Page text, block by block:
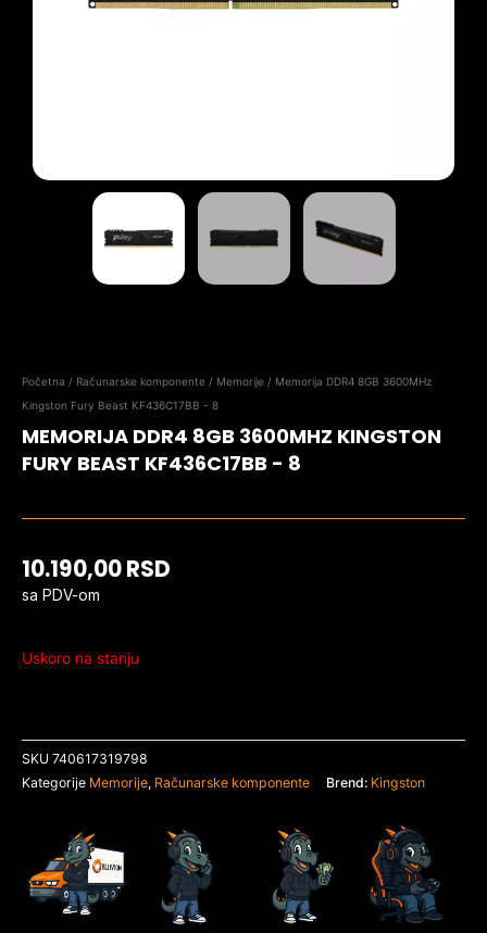
Početna / Računarske komponente / Memorije / Memorija DDR4 8GB 3600MHz
Kingston Fury Beast KF436C17BB - 8
MEMORIJA DDR4 8GB 3600MHZ KINGSTON
FURY BEAST KF436C17BB - 8
10.190,00RSD
sa PDV-om
Uskoro na stanju
SKU 740617319798
Kategorije Memorije, Računarske komponente Brend: Kingston